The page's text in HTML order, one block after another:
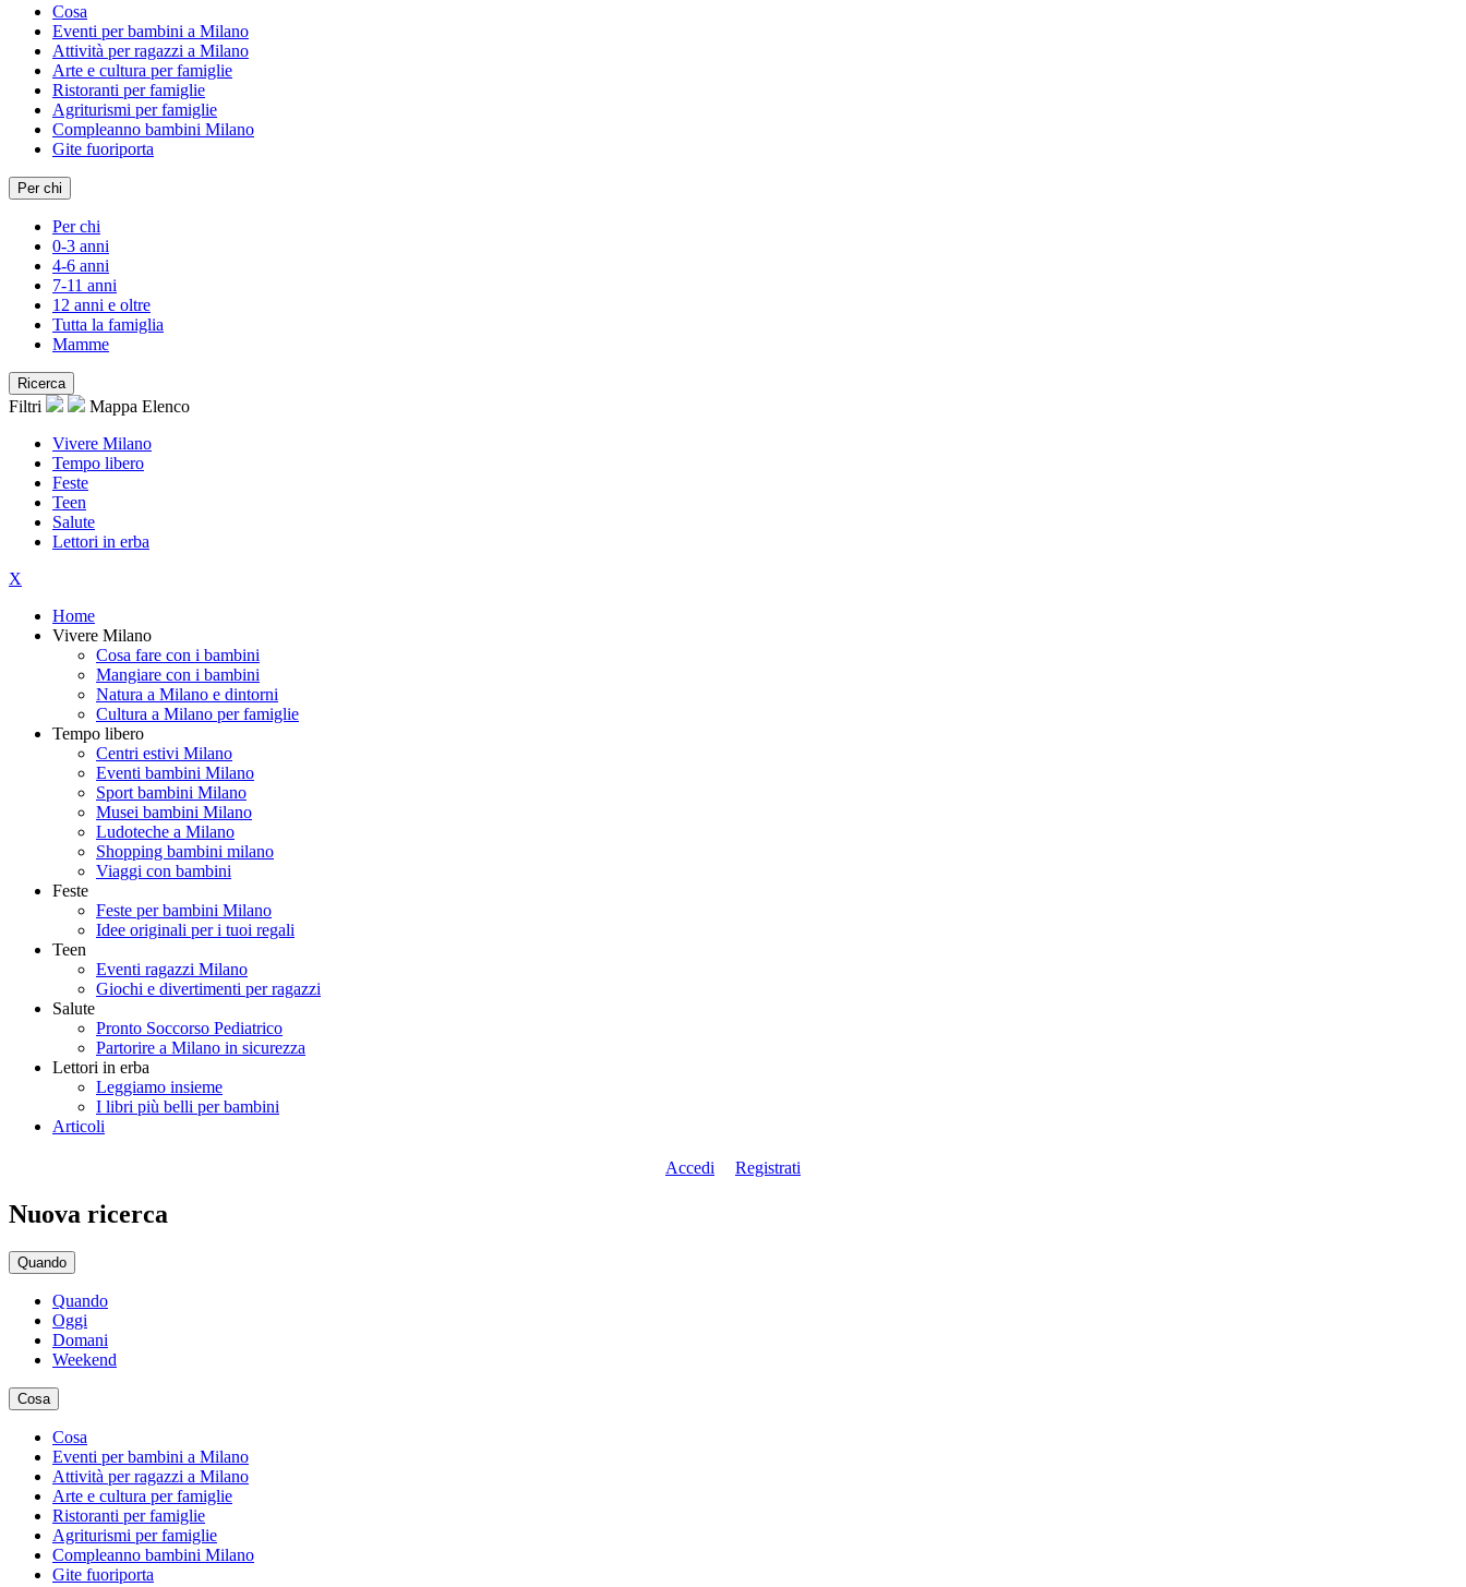
Cosa
Eventi per bambini a Milano
Attività per ragazzi a Milano
Arte e cultura per famiglie
Ristoranti per famiglie
Agriturismi per famiglie
Compleanno bambini Milano
Gite fuoriporta
Per chi
Per chi
0-3 anni
4-6 anni
7-11 anni
12 anni e oltre
Tutta la famiglia
Mamme
Ricerca
Filtri Mappa Elenco
Vivere Milano
Tempo libero
Feste
Teen
Salute
Lettori in erba
X
Home
Vivere Milano
Cosa fare con i bambini
Mangiare con i bambini
Natura a Milano e dintorni
Cultura a Milano per famiglie
Tempo libero
Centri estivi Milano
Eventi bambini Milano
Sport bambini Milano
Musei bambini Milano
Ludoteche a Milano
Shopping bambini milano
Viaggi con bambini
Feste
Feste per bambini Milano
Idee originali per i tuoi regali
Teen
Eventi ragazzi Milano
Giochi e divertimenti per ragazzi
Salute
Pronto Soccorso Pediatrico
Partorire a Milano in sicurezza
Lettori in erba
Leggiamo insieme
I libri più belli per bambini
Articoli
Accedi Registrati
Nuova ricerca
Quando
Quando
Oggi
Domani
Weekend
Cosa
Cosa
Eventi per bambini a Milano
Attività per ragazzi a Milano
Arte e cultura per famiglie
Ristoranti per famiglie
Agriturismi per famiglie
Compleanno bambini Milano
Gite fuoriporta